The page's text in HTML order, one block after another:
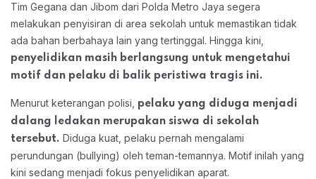
Tim Gegana dan Jibom dari Polda Metro Jaya segera
melakukan penyisiran di area sekolah untuk memastikan tidak
ada bahan berbahaya lain yang tertinggal. Hingga kini,
penyelidikan masih berlangsung untuk mengetahui
motif dan pelaku di balik peristiwa tragis ini.
Menurut keterangan polisi, pelaku yang diduga menjadi
dalang ledakan merupakan siswa di sekolah
tersebut. Diduga kuat, pelaku pernah mengalami
perundungan (bullying) oleh teman-temannya. Motif inilah yang
kini sedang menjadi fokus penyelidikan aparat.